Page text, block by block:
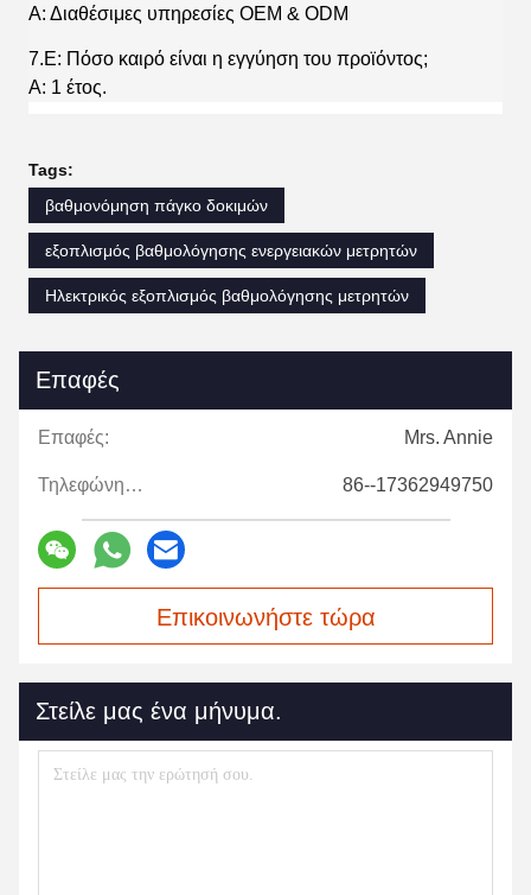
Α: Διαθέσιμες υπηρεσίες OEM & ODM
7.Ε: Πόσο καιρό είναι η εγγύηση του προϊόντος;
Α: 1 έτος.
Tags:
βαθμονόμηση πάγκο δοκιμών
εξοπλισμός βαθμολόγησης ενεργειακών μετρητών
Ηλεκτρικός εξοπλισμός βαθμολόγησης μετρητών
Επαφές
Επαφές: Mrs. Annie
Τηλεφώνημα: 86--17362949750
Επικοινωνήστε τώρα
Στείλε μας ένα μήνυμα.